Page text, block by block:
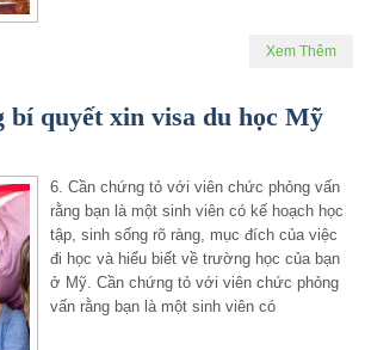
Xem Thêm
bí quyết xin visa du học Mỹ
6. Cần chứng tỏ với viên chức phỏng vấn
rằng bạn là một sinh viên có kế hoạch học
tập, sinh sống rõ ràng, mục đích của việc
đi học và hiểu biết về trường học của bạn
ở Mỹ. Cần chứng tỏ với viên chức phỏng
vấn rằng bạn là một sinh viên có